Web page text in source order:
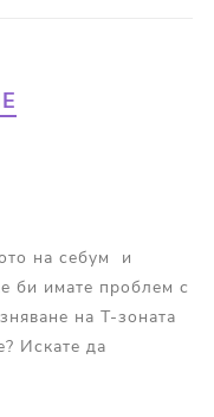
на себум и
би имате проблем с
на Т-зоната
Искате да